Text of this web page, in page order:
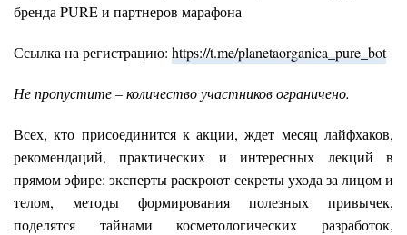
бренда PURE и партнеров марафона
Ссылка на регистрацию: https://t.me/planetaorganica_pure_bot
Не пропустите – количество участников ограничено.
Всех, кто присоединится к акции, ждет месяц лайфхаков,
рекомендаций, практических и интересных лекций в
прямом эфире: эксперты раскроют секреты ухода за лицом и
телом, методы формирования полезных привычек,
поделятся тайнами косметологических разработок,